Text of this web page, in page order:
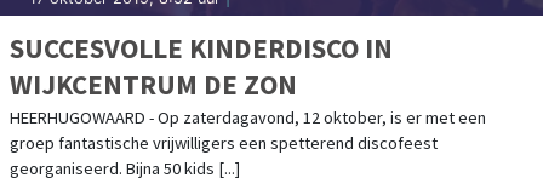
SUCCESVOLLE KINDERDISCO IN
WIJKCENTRUM DE ZON
HEERHUGOWAARD - Op zaterdagavond, 12 oktober, is er met een
groep fantastische vrijwilligers een spetterend discofeest
georganiseerd. Bijna 50 kids [...]